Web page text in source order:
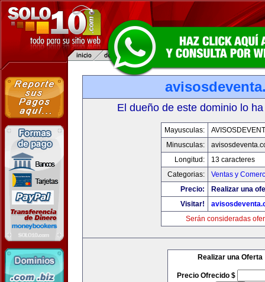
El dueño de este dominio lo
Mayusculas:
Minusculas:
Longitud:
13 caracteres
Categorias:
Ventas y
Precio:
Realizar una
Visitar!
Serán consideradas
Realizar una Oferta
Precio Ofrecido $